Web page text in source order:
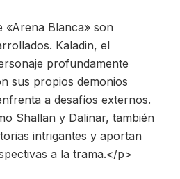
«Arena Blanca» son
Kaladin, el
profundamente
sus propios demonios
a desafíos externos.
Shallan y Dalinar, también
intrigantes y aportan
a la trama.</p>